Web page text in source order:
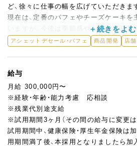
ど、徐々に仕事の幅を広げていただきま
現在は、定番のパフェやチーズケーキを
いますが、今後は季節感やトレンドを意
リニューアルを構想中。
したいと考えています。
富裕層やインフルエンサーなど感度の
な空間で、海外のカフェ文化やスイーツ
られるのも魅力のひとつ。
メニュー開発や店舗づくりに興味のあ
いを感じられる職場です。
アシェットデセール・パフェ 商品開発 店
給与
月給 300,000円〜
※経験・年齢・能力考慮 応相談
※残業代別途支給
※試用期間3ヶ月（その間の給与に変更
試用期間中、健康保険・厚生年金保険は
用期間満了後、本採用となりましたら加